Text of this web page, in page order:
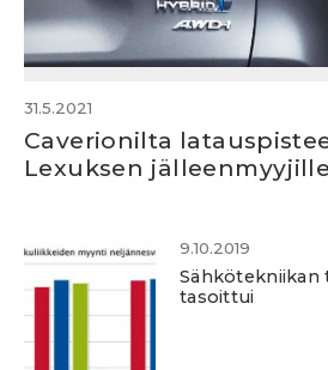
31.5.2021
Caverionilta
Lexuksen
9.10.2019
tasoittui